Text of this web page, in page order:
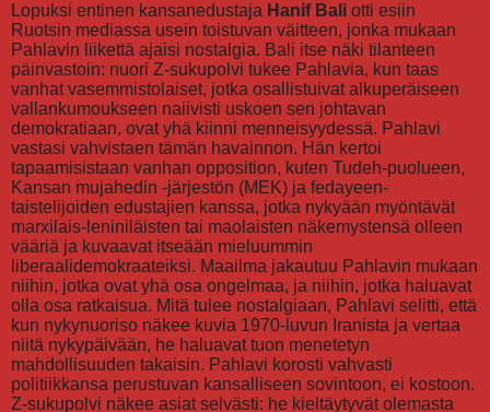
Lopuksi entinen kansanedustaja Hanif Bali otti esiin
Ruotsin mediassa usein toistuvan väitteen, jonka mukaan
Pahlavin liikettä ajaisi nostalgia. Bali itse näki tilanteen
päinvastoin: nuori Z-sukupolvi tukee Pahlavia, kun taas
vanhat vasemmistolaiset, jotka osallistuivat alkuperäiseen
vallankumoukseen naiivisti uskoen sen johtavan
demokratiaan, ovat yhä kiinni menneisyydessä. Pahlavi
vastasi vahvistaen tämän havainnon. Hän kertoi
tapaamisistaan vanhan opposition, kuten Tudeh-puolueen,
Kansan mujahedin -järjestön (MEK) ja fedayeen-
taistelijoiden edustajien kanssa, jotka nykyään myöntävät
marxilais-leniniläisten tai maolaisten näkemystensä olleen
vääriä ja kuvaavat itseään mieluummin
liberaalidemokraateiksi. Maailma jakautuu Pahlavin mukaan
niihin, jotka ovat yhä osa ongelmaa, ja niihin, jotka haluavat
olla osa ratkaisua. Mitä tulee nostalgiaan, Pahlavi selitti, että
kun nykynuoriso näkee kuvia 1970-luvun Iranista ja vertaa
niitä nykypäivään, he haluavat tuon menetetyn
mahdollisuuden takaisin. Pahlavi korosti vahvasti
politiikkansa perustuvan kansalliseen sovintoon, ei kostoon.
Z-sukupolvi näkee asiat selvästi: he kieltäytyvät olemasta